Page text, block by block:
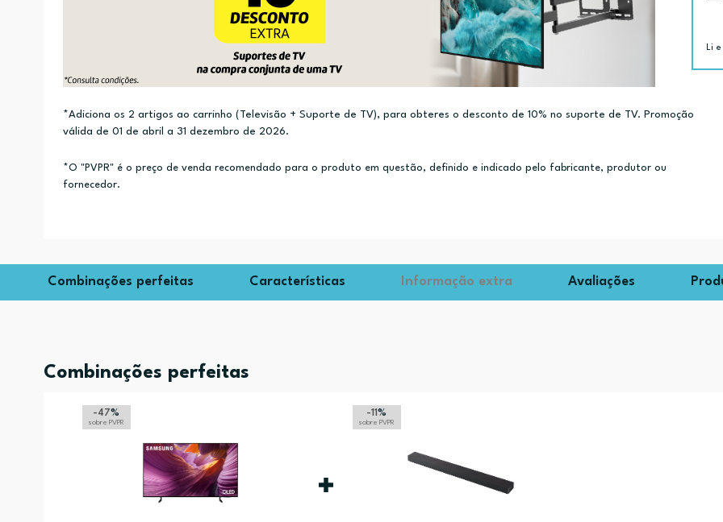
*Adiciona os 2 artigos ao carrinho (Televisão + Suporte de TV), para obteres o desconto de 10% no suporte de TV. Promoção
válida de 01 de abril a 31 dezembro de 2026.
*O "PVPR" é o preço de venda recomendado para o produto em questão, definido e indicado pelo fabricante, produtor ou
fornecedor.
Li
Combinações perfeitas Características Informação extra Avaliações
Combinações perfeitas
-47%
sobre PVPR
-11%
sobre PVPR